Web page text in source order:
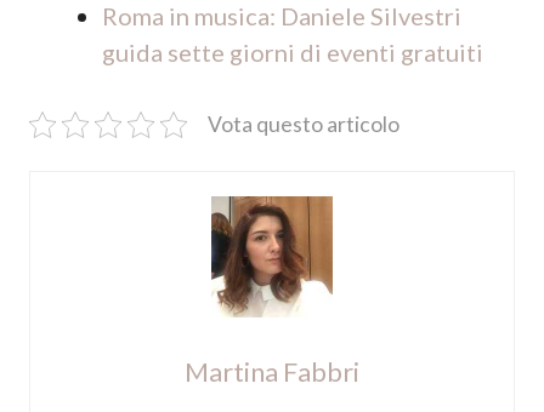
Roma in musica: Daniele Silvestri
guida sette giorni di eventi gratuiti
Vota questo articolo
Martina Fabbri